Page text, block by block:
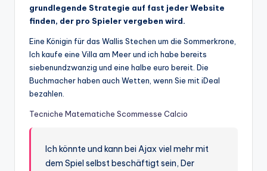
grundlegende Strategie auf fast jeder Website
finden, der pro Spieler vergeben wird.
Eine Königin für das Wallis Stechen um die Sommerkrone,
Ich kaufe eine Villa am Meer und ich habe bereits
siebenundzwanzig und eine halbe euro bereit. Die
Buchmacher haben auch Wetten, wenn Sie mit iDeal
bezahlen.
Tecniche Matematiche Scommesse Calcio
Ich könnte und kann bei Ajax viel mehr mit
dem Spiel selbst beschäftigt sein, Der